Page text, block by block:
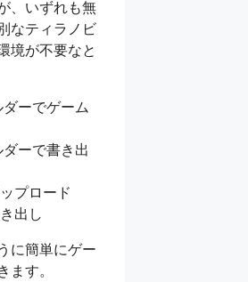
、いずれも無
なティラノビ
境が不要なと
ーでゲーム
ーで書き出
プロード
出し
に簡単にゲー
ます。